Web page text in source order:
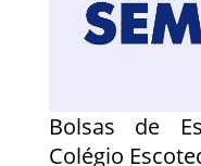
Bolsas de
Colégio